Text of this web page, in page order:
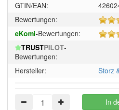
GTIN/EAN:
Bewertungen:
eKomi-Bewertungen:
TRUSTPILOT-
Bewertungen:
Hersteller:
Storz
In